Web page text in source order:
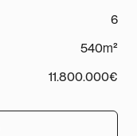
6
540m²
11.800.000€